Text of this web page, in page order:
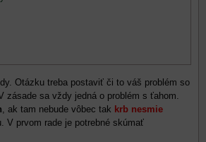
Otázku treba postaviť či to váš problém so
zásade sa vždy jedná o problém s ťahom.
, ak tam nebude vôbec tak krb nesmie
V prvom rade je potrebné skúmať